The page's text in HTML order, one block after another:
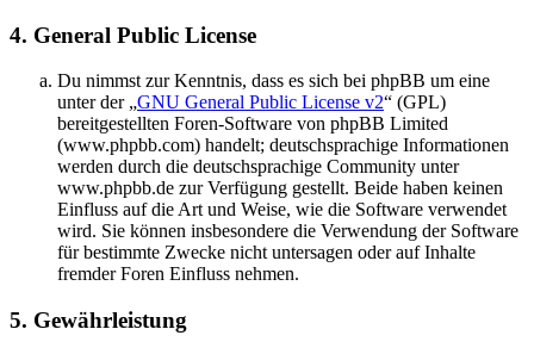
4. General Public License
Du nimmst zur Kenntnis, dass es sich bei phpBB um eine
unter der „GNU General Public License v2“ (GPL)
bereitgestellten Foren-Software von phpBB Limited
(www.phpbb.com) handelt; deutschsprachige Informationen
werden durch die deutschsprachige Community unter
www.phpbb.de zur Verfügung gestellt. Beide haben keinen
Einfluss auf die Art und Weise, wie die Software verwendet
wird. Sie können insbesondere die Verwendung der Software
für bestimmte Zwecke nicht untersagen oder auf Inhalte
fremder Foren Einfluss nehmen.
5. Gewährleistung